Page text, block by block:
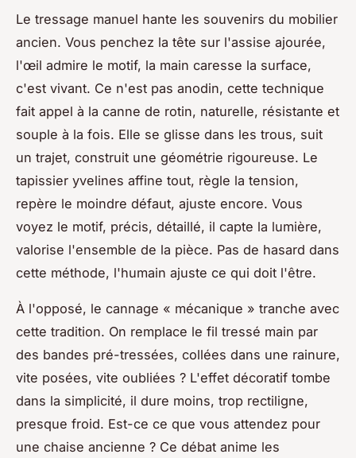
Le tressage manuel hante les souvenirs du mobilier
ancien. Vous penchez la tête sur l'assise ajourée,
l'œil admire le motif, la main caresse la surface,
c'est vivant. Ce n'est pas anodin, cette technique
fait appel à la canne de rotin, naturelle, résistante et
souple à la fois. Elle se glisse dans les trous, suit
un trajet, construit une géométrie rigoureuse. Le
tapissier yvelines affine tout, règle la tension,
repère le moindre défaut, ajuste encore. Vous
voyez le motif, précis, détaillé, il capte la lumière,
valorise l'ensemble de la pièce. Pas de hasard dans
cette méthode, l'humain ajuste ce qui doit l'être.
À l'opposé, le cannage « mécanique » tranche avec
cette tradition. On remplace le fil tressé main par
des bandes pré-tressées, collées dans une rainure,
vite posées, vite oubliées ? L'effet décoratif tombe
dans la simplicité, il dure moins, trop rectiligne,
presque froid. Est-ce ce que vous attendez pour
une chaise ancienne ? Ce débat anime les